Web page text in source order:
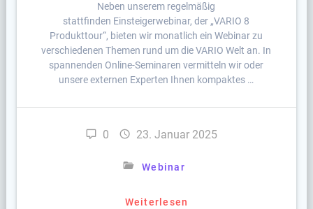
Neben unserem regelmäßig
stattfinden Einsteigerwebinar, der „VARIO 8
Produkttour“, bieten wir monatlich ein Webinar zu
verschiedenen Themen rund um die VARIO Welt an. In
spannenden Online-Seminaren vermitteln wir oder
unsere externen Experten Ihnen kompaktes …
0 23. Januar 2025
Webinar
Weiterlesen